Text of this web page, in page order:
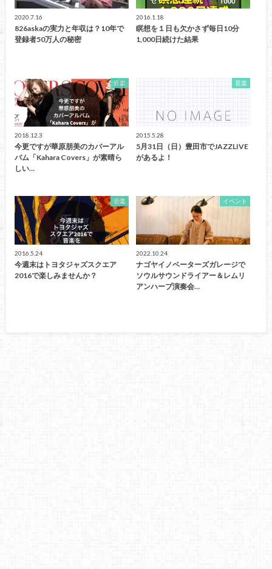
2020.7.16
826askaの実力と年収は？10年で
登録者50万人の秘密
2016.1.18
瞑想を１日も欠かさず毎日10分
1,000日続けた結果
音楽
2018.12.3
今更ですが華原朋美のカバーアル
バム「Kahara Covers」が素晴ら
しい…
音楽
2015.5.28
5月31日（日）豊田市でJAZZLIVE
があるよ！
音楽
2016.5.24
今週末はトヨタジャズスクエア
2016で楽しみませんか？
イベント
2022.10.24
ナゴヤイノベーターズガレージで
ソウルサウンドライアー＆レムリ
アンハープ演奏会…